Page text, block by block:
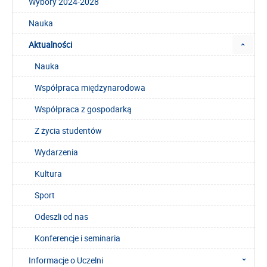
Nauka
Aktualności
Nauka
Współpraca międzynarodowa
Współpraca z gospodarką
Z życia studentów
Wydarzenia
Kultura
Sport
Odeszli od nas
Konferencje i seminaria
Informacje o Uczelni